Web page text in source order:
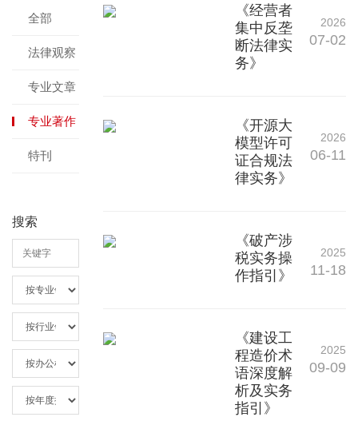
全部
法律观察
专业文章
专业著作
特刊
搜索
《经营者
集中反垄
断法律实
务》
2026
07-02
《开源大
模型许可
证合规法
律实务》
2026
06-11
《破产涉
税实务操
作指引》
2025
11-18
《建设工
程造价术
语深度解
析及实务
指引》
2025
09-09